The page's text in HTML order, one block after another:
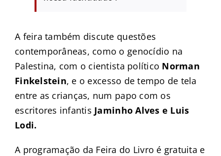
A feira também discute questões
contemporâneas, como o genocídio na
Palestina, com o cientista político Norman
Finkelstein, e o excesso de tempo de tela
entre as crianças, num papo com os
escritores infantis Jaminho Alves e Luis
Lodi.
A programação da Feira do Livro é gratuita e